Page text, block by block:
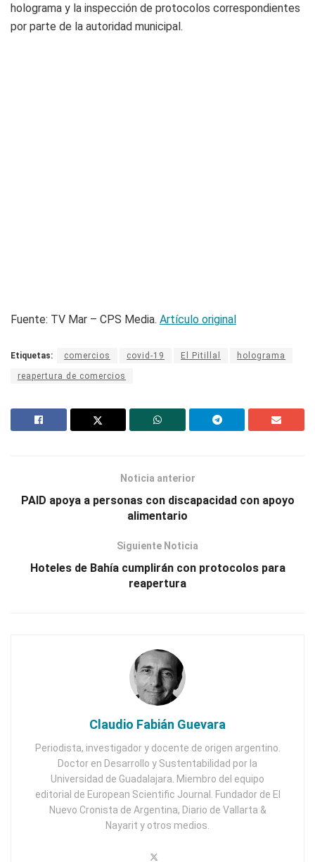
holograma y la inspección de protocolos correspondientes
por parte de la autoridad municipal.
Fuente: TV Mar – CPS Media. Artículo original
Etiquetas: comercios covid-19 El Pitillal holograma
reapertura de comercios
Noticia anterior
PAID apoya a personas con discapacidad con apoyo
alimentario
Siguiente Noticia
Hoteles de Bahía cumplirán con protocolos para
reapertura
Claudio Fabián Guevara
Periodista, investigador y docente de origen argentino.
Doctor en Desarrollo y Sustentabilidad por la
Universidad de Guadalajara. Miembro del equipo
editorial de European Scientific Journal. Fundador de El
Nuevo Cronista de Argentina, Diario de Vallarta &
Nayarit y otros medios.